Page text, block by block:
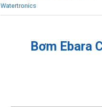
Watertronics
Bơm Ebara